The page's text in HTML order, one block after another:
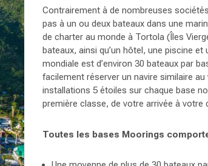
Contrairement à de nombreuses
pas à un ou deux bateaux dans une
de charter au monde à Tortola (Îles
bateaux, ainsi qu’un hôtel, une piscine
mondiale est d’environ 30 bateaux par
facilement réserver un navire similaire
installations 5 étoiles sur chaque base
première classe, de votre arrivée à votre
Toutes les bases Moorings